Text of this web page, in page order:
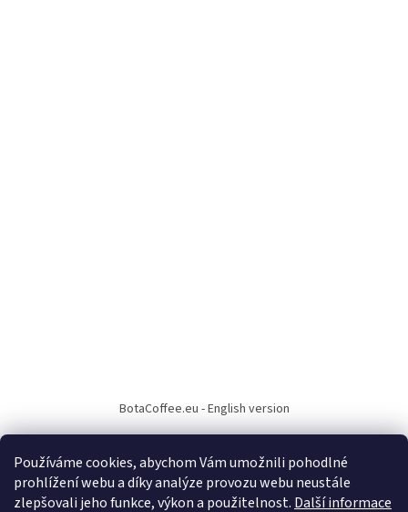
Používáme cookies, abychom Vám umožnili pohodlné
prohlížení webu a díky analýze provozu webu neustále
zlepšovali jeho funkce, výkon a použitelnost. Další informace
BotaCoffee.eu - English version